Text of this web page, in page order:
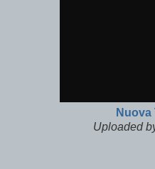
Nuova
Uploaded